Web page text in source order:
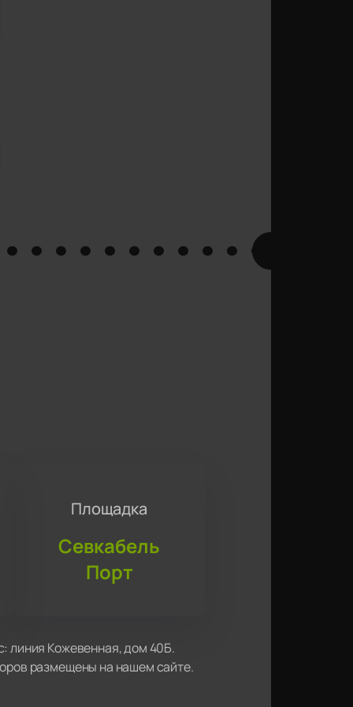
Площадка
Севкабель
Порт
линия Кожевенная, дом 40Б.
размещены на нашем сайте.